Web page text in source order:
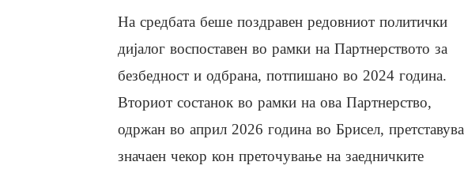
На средбата беше поздравен редовниот политички
дијалог воспоставен во рамки на Партнерството за
безбедност и одбрана, потпишано во 2024 година.
Вториот состанок во рамки на ова Партнерство,
одржан во април 2026 година во Брисел, претставува
значаен чекор кон преточување на заедничките